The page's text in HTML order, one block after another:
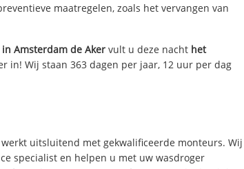
maatregelen, zoals het vervangen van
Amsterdam de Aker vult u deze nacht het
in! Wij staan 363 dagen per jaar, 12 uur per dag
uitsluitend met gekwalificeerde monteurs. Wij
specialist en helpen u met uw wasdroger